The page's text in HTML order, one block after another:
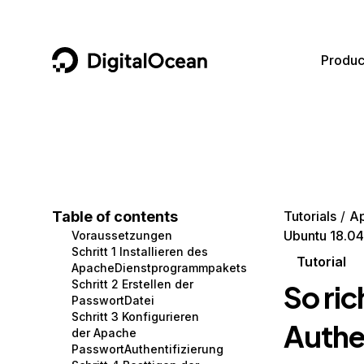
DigitalOcean
Containers and Images
Managed Databases
Management and Dev Tools
Networking
Security
Data and IoT
Developer Tools
Gaming and Media
Hosting
Security and Networking
Developer Tools
Get Involved
Utilities and Help
Table of contents
Voraussetzungen
Schritt 1 Installieren des
ApacheDienstprogrammpakets
Schritt 2 Erstellen der
PasswortDatei
Schritt 3 Konfigurieren
der Apache
PasswortAuthentifizierung
Tutorials
Ubuntu
Tutorial
So